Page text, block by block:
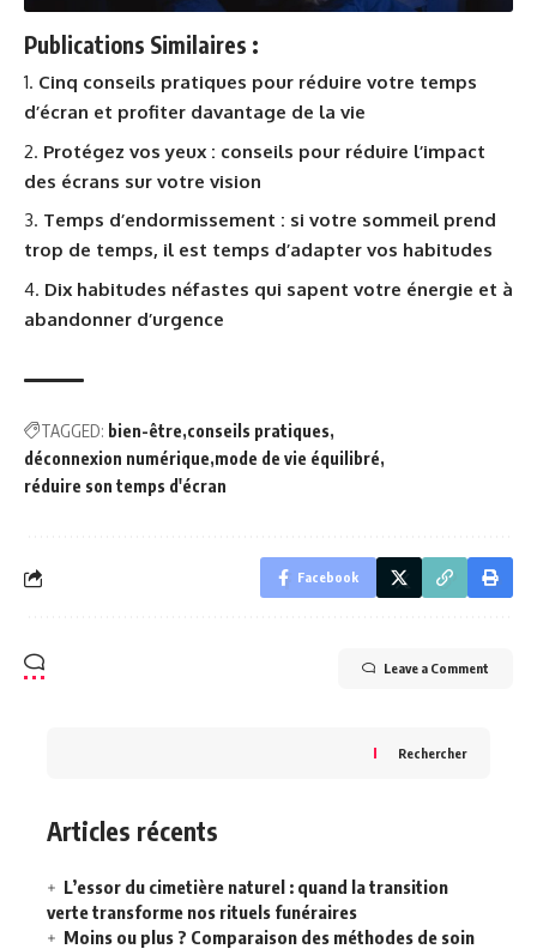
Publications Similaires :
Cinq conseils pratiques pour réduire votre temps
d’écran et profiter davantage de la vie
Protégez vos yeux : conseils pour réduire l’impact
des écrans sur votre vision
Temps d’endormissement : si votre sommeil prend
trop de temps, il est temps d’adapter vos habitudes
Dix habitudes néfastes qui sapent votre énergie et à
abandonner d’urgence
TAGGED: bien-être conseils pratiques
déconnexion numérique mode de vie équilibré
réduire son temps d'écran
Facebook
Leave a Comment
Rechercher
Articles récents
L’essor du cimetière naturel : quand la transition
verte transforme nos rituels funéraires
Moins ou plus ? Comparaison des méthodes de soin